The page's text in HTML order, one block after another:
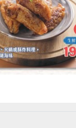
保級 冷藏